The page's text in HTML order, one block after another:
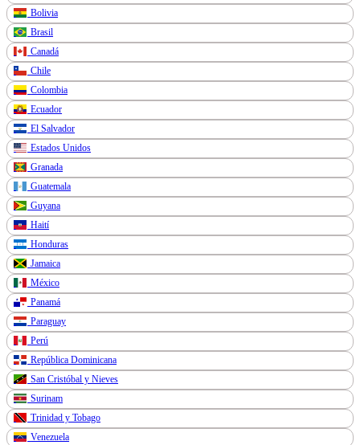
Bolivia
Brasil
Canadá
Chile
Colombia
Ecuador
El Salvador
Estados Unidos
Granada
Guatemala
Guyana
Haití
Honduras
Jamaica
México
Panamá
Paraguay
Perú
República Dominicana
San Cristóbal y Nieves
Surinam
Trinidad y Tobago
Venezuela